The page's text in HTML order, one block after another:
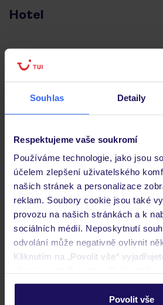
Souhlas Detaily
Respektujeme vaše soukromí
Používáme technologie, jako jsou
účelem zlepšení uživatelského
našich stránek a personalizace
reklam. Soubory cookie jsou také
provozu na našich stránkách a k
sociálních médií. Neposkytnutí
odvolání může negativně ovlivnit
Kliknutím na „Povolit vše“
personalizovat v sekci
Povolit vše
Hotel
Hodnocení hostů
Pokoje
Stravování
Důležité informace
Často kladené otázky
Jaké doklady jsou potřebné při
Kam jít po přistání a vyzvednutí